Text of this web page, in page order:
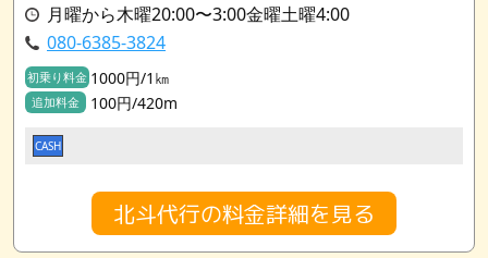
月曜から木曜20:00〜3:00金曜土曜4:00
080-6385-3824
初乗り料金 1000円/1㎞
追加料金 100円/420m
CASH
北斗代行の料金詳細を見る